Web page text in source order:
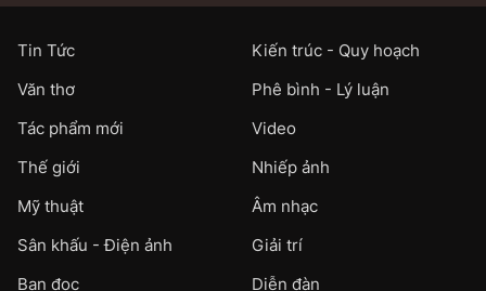
Tin Tức
Kiến trúc - Quy hoạch
Văn thơ
Phê bình - Lý luận
Tác phẩm mới
Video
Thế giới
Nhiếp ảnh
Mỹ thuật
Âm nhạc
Sân khấu - Điện ảnh
Giải trí
Bạn đọc
Diễn đàn